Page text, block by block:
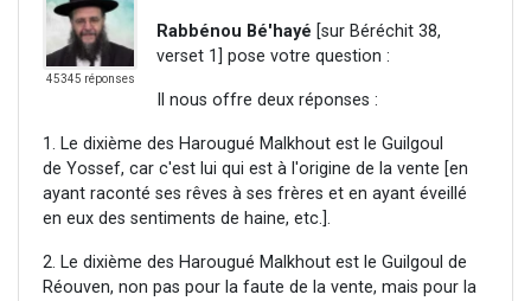
45345 réponses
Rabbénou Bé'hayé [sur Béréchit 38,
verset 1] pose votre question :
Il nous offre deux réponses :
1. Le dixième des Harougué Malkhout est le Guilgoul
de Yossef, car c'est lui qui est à l'origine de la vente [en
ayant raconté ses rêves à ses frères et en ayant éveillé
en eux des sentiments de haine, etc.].
2. Le dixième des Harougué Malkhout est le Guilgoul de
Réouven, non pas pour la faute de la vente, mais pour la